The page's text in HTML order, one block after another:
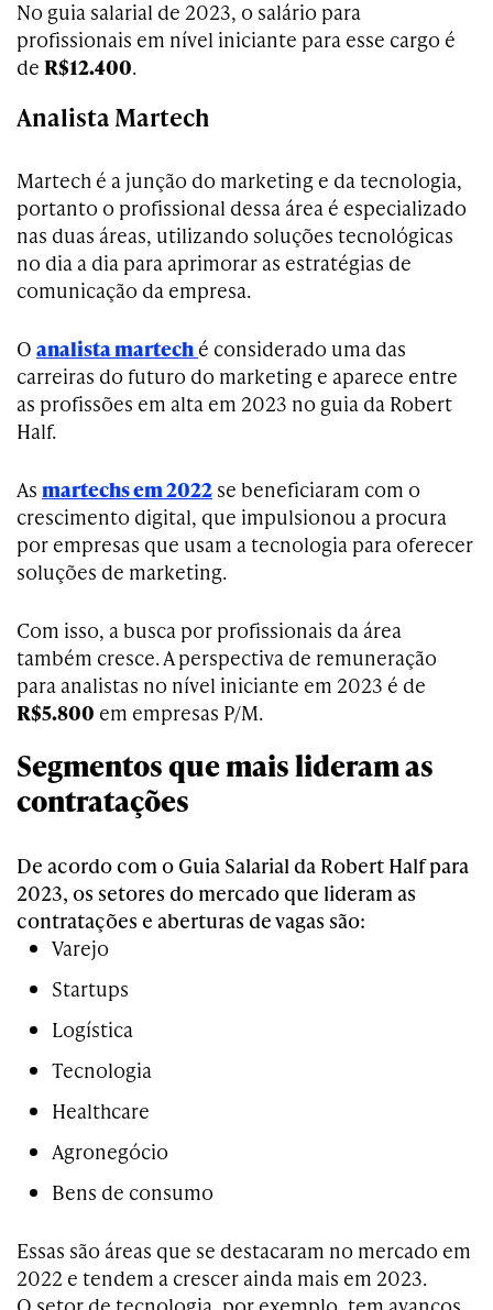
No guia salarial de 2023, o salário para
profissionais em nível iniciante para esse cargo é
de R$12.400.
Analista Martech
Martech é a junção do marketing e da tecnologia,
portanto o profissional dessa área é especializado
nas duas áreas, utilizando soluções tecnológicas
no dia a dia para aprimorar as estratégias de
comunicação da empresa.
O analista martech é considerado uma das
carreiras do futuro do marketing e aparece entre
as profissões em alta em 2023 no guia da Robert
Half.
As martechs em 2022 se beneficiaram com o
crescimento digital, que impulsionou a procura
por empresas que usam a tecnologia para oferecer
soluções de marketing.
Com isso, a busca por profissionais da área
também cresce. A perspectiva de remuneração
para analistas no nível iniciante em 2023 é de
R$5.800 em empresas P/M.
Segmentos que mais lideram as
contratações
De acordo com o Guia Salarial da Robert Half para
2023, os setores do mercado que lideram as
contratações e aberturas de vagas são:
Varejo
Startups
Logística
Tecnologia
Healthcare
Agronegócio
Bens de consumo
Essas são áreas que se destacaram no mercado em
2022 e tendem a crescer ainda mais em 2023.